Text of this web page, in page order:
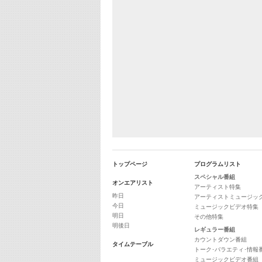
トップページ
オンエアリスト
昨日
今日
明日
明後日
タイムテーブル
プログラムリスト
スペシャル番組
アーティスト特集
アーティストミュージッ
ミュージックビデオ特集
その他特集
レギュラー番組
カウントダウン番組
トーク･バラエティ･情報
ミュージックビデオ番組